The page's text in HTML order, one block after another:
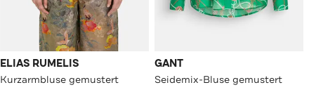
ELIAS RUMELIS
Kurzarmbluse gemustert
GANT
Seidemix-Bluse gemustert